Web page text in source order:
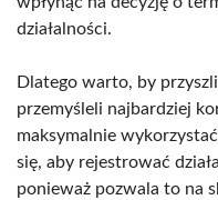
działalności.
Dlatego warto, by
przemyśleli najbardziej
maksymalnie
się, aby rejestrować
ponieważ pozwala to na